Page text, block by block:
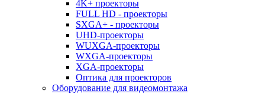
4K+ проекторы
FULL HD - проекторы
SXGA+ - проекторы
UHD-проекторы
WUXGA-проекторы
WXGA-проекторы
XGA-проекторы
Оптика для проекторов
Оборудование для видеомонтажа